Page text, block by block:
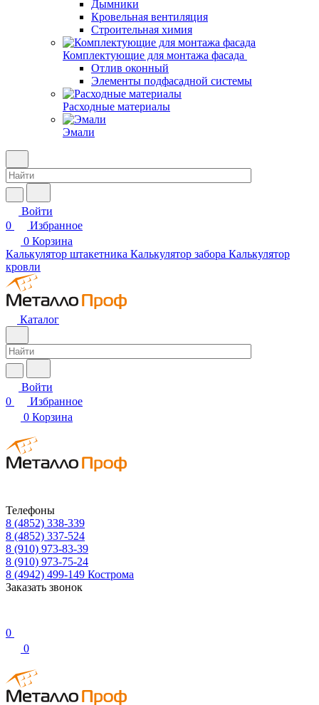
Дымники
Кровельная вентиляция
Строительная химия
Комплектующие для монтажа фасада
Отлив оконный
Элементы подфасадной системы
Расходные материалы
Эмали
Войти
0
Избранное
0 Корзина
Калькулятор штакетника Калькулятор забора Калькулятор
кровли
Каталог
Войти
0
Избранное
0 Корзина
Телефоны
8 (4852) 338-339
8 (4852) 337-524
8 (910) 973-83-39
8 (910) 973-75-24
8 (4942) 499-149 Кострома
Заказать звонок
0
0